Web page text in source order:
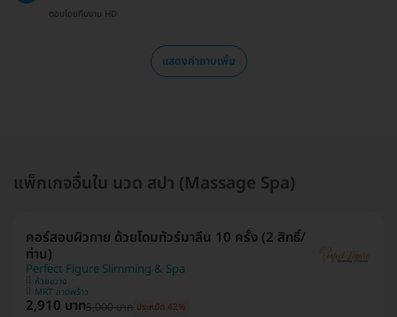
ตอบโดยทีมงาน HD
แสดงคำถามเพิ่ม
แพ็กเกจอื่นใน นวด สปา (Massage Spa)
คอร์สอบผิวกาย ด้วยโดมทัวร์มาลีน 10 ครั้ง (2 สิทธิ์/
ท่าน)
Perfect Figure Slimming & Spa
ห้วยขวาง
MRT ลาดพร้าว
2,910 บาท5,000 บาท ประหยัด 42%